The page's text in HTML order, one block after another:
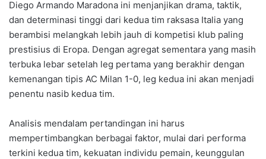
Diego Armando Maradona ini menjanjikan drama, taktik,
dan determinasi tinggi dari kedua tim raksasa Italia yang
berambisi melangkah lebih jauh di kompetisi klub paling
prestisius di Eropa. Dengan agregat sementara yang masih
terbuka lebar setelah leg pertama yang berakhir dengan
kemenangan tipis AC Milan 1-0, leg kedua ini akan menjadi
penentu nasib kedua tim.
Analisis mendalam pertandingan ini harus
mempertimbangkan berbagai faktor, mulai dari performa
terkini kedua tim, kekuatan individu pemain, keunggulan